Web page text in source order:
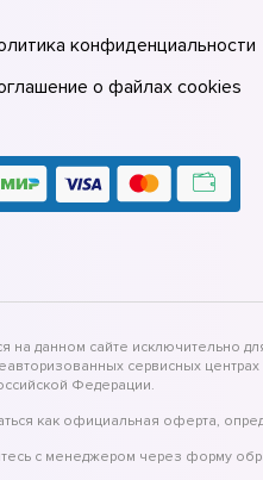
конфиденциальности
о файлах cookies
данном сайте исключительно
сервисных
Федерации.
как официальная оферта,
с менеджером через форму